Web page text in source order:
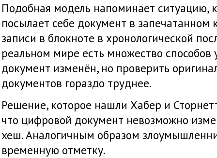
Подобная модель напоминает ситуацию,
посылает себе документ в запечатанном
записи в блокноте в хронологической
реальном мире есть множество способов
документ изменён, но проверить
документов гораздо труднее.
Решение, которое нашли Хабер и
что цифровой документ невозможно
хеш. Аналогичным образом
временную отметку.